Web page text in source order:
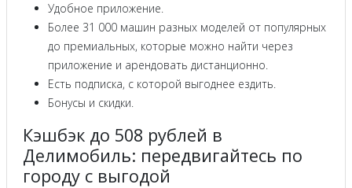
Удобное приложение.
Более 31 000 машин разных моделей от популярных
до премиальных, которые можно найти через
приложение и арендовать дистанционно.
Есть подписка, с которой выгоднее ездить.
Бонусы и скидки.
Кэшбэк до 508 рублей в
Делимобиль: передвигайтесь по
городу с выгодой